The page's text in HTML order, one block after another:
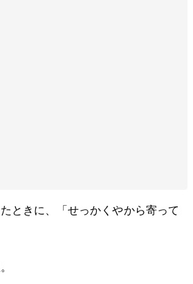
ときに、「せっかくやから寄って